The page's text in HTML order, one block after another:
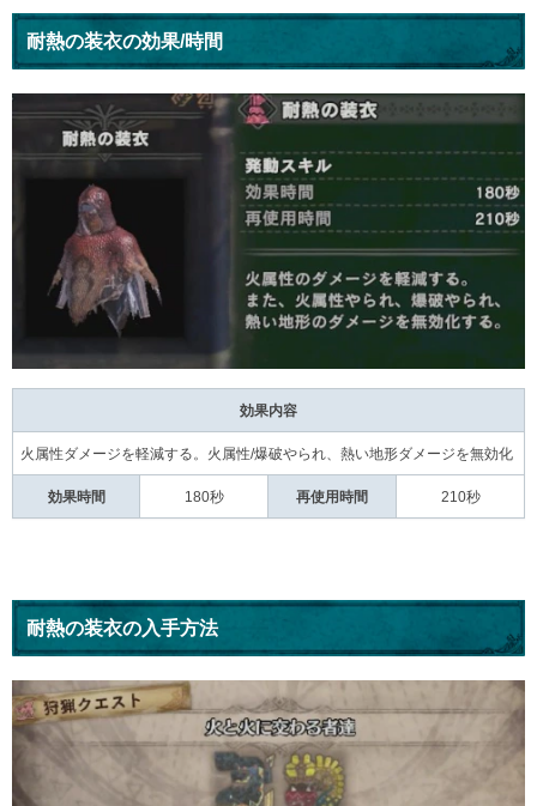
耐熱の装衣の効果/時間
効果内容
火属性ダメージを軽減する。火属性/爆破やられ、熱い地形ダメージを無効化
効果時間 180秒 再使用時間 210秒
耐熱の装衣の入手方法